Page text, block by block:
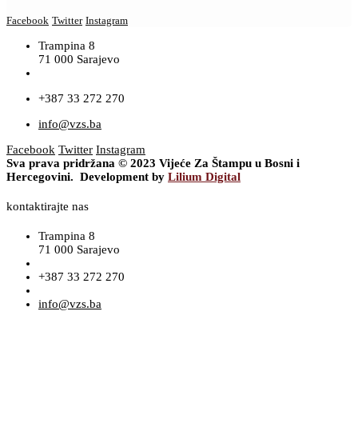
Facebook Twitter Instagram
Trampina 8
71 000 Sarajevo
+387 33 272 270
info@vzs.ba
Facebook Twitter Instagram
Sva prava pridržana © 2023 Vijeće Za Štampu u Bosni i
Hercegovini. Development by Lilium Digital
kontaktirajte nas
Trampina 8
71 000 Sarajevo
+387 33 272 270
info@vzs.ba